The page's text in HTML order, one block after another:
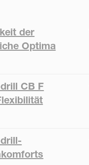
der
Optima
CB F